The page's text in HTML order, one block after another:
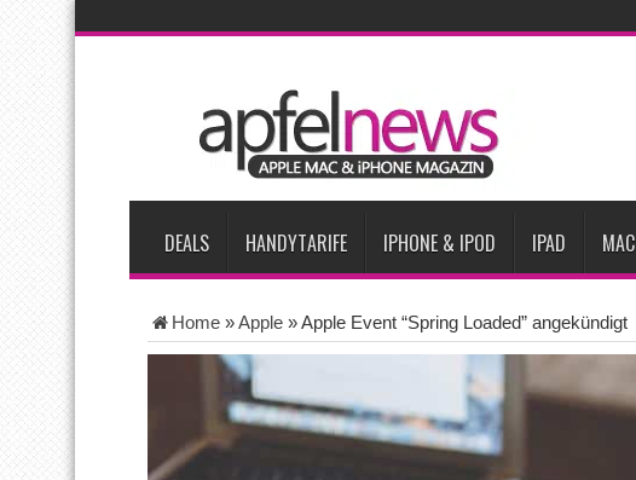
Bericht: iPad-Lieferungen im 2. Quartal 2026 um 7,5 Prozent gesunken
Vom iPad-Design zum eigenen T-Shirt: Checkliste für Apple-Kreative
Apple testet zwei neue Display-Panels für iPhone-Modelle 2027
Apples Smartbrille könnte das nächste große Gesundheits-Gadget werden
DEALS HANDYTARIFE IPHONE & IPOD IPAD MAC
Home »Apple »Apple Event “Spring Loaded” angekündigt